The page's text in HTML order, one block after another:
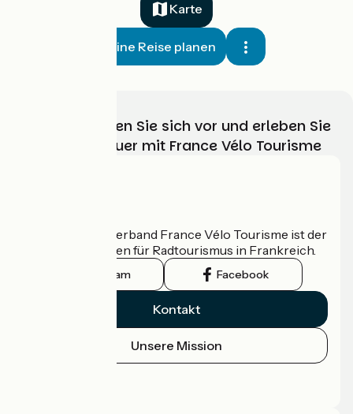
Karte
Meine Reise planen
Wählen, bereiten Sie sich vor und erleben Sie
Ihr Radabenteuer mit France Vélo Tourisme
Der nationale Verband France Vélo Tourisme ist der
offizielle Leitfaden für Radtourismus in Frankreich.
Instagram Facebook
Kontakt
Unsere Mission